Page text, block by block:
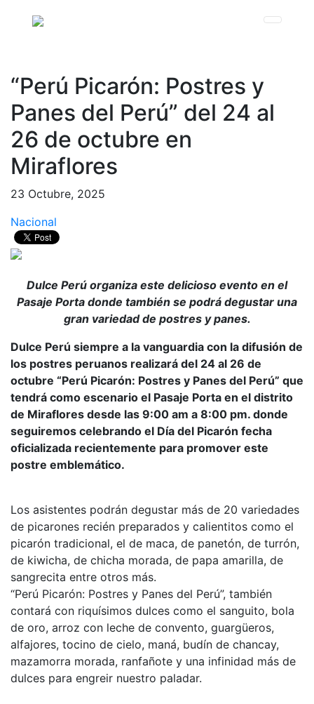
“Perú Picarón: Postres y
Panes del Perú” del 24 al
26 de octubre en
Miraflores
23 Octubre, 2025
Nacional
Dulce Perú organiza este delicioso evento en el
Pasaje Porta donde también se podrá degustar una
gran variedad de postres y panes.
Dulce Perú siempre a la vanguardia con la difusión de
los postres peruanos realizará del 24 al 26 de
octubre “Perú Picarón: Postres y Panes del Perú” que
tendrá como escenario el Pasaje Porta en el distrito
de Miraflores desde las 9:00 am a 8:00 pm. donde
seguiremos celebrando el Día del Picarón fecha
oficializada recientemente para promover este
postre emblemático.
Los asistentes podrán degustar más de 20 variedades
de picarones recién preparados y calientitos como el
picarón tradicional, el de maca, de panetón, de turrón,
de kiwicha, de chicha morada, de papa amarilla, de
sangrecita entre otros más.
“Perú Picarón: Postres y Panes del Perú”, también
contará con riquísimos dulces como el sanguito, bola
de oro, arroz con leche de convento, guargüeros,
alfajores, tocino de cielo, maná, budín de chancay,
mazamorra morada, ranfañote y una infinidad más de
dulces para engreir nuestro paladar.